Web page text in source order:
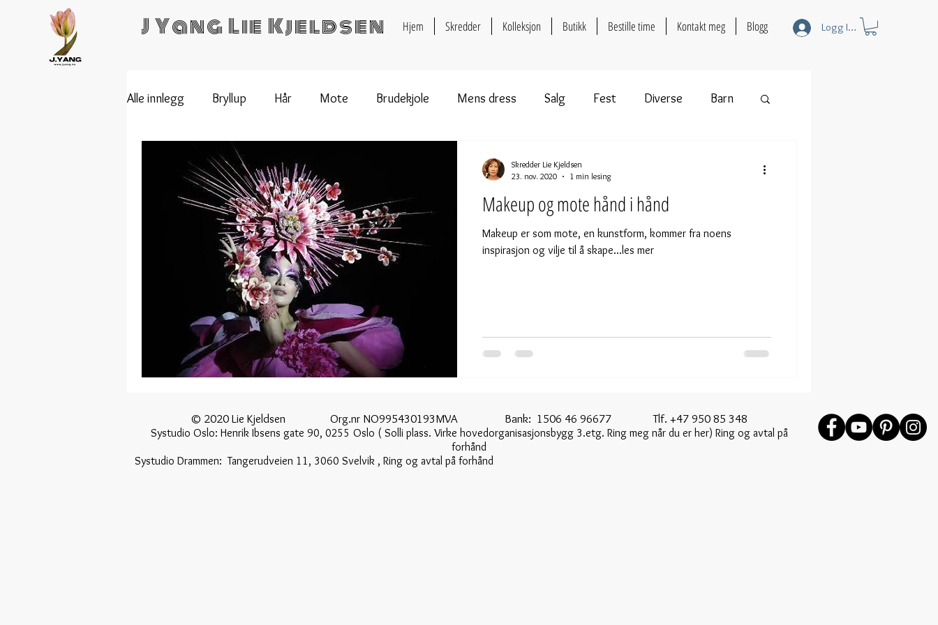
J Yang Lie Kjeldsen Hjem Skredder Kolleksjon Butikk Bestille time Kontakt meg Blogg Logg Inn
Alle innlegg Bryllup Hår Mote Brudekjole Mens dress Salg Fest Diverse Barn
Makeup og mote hånd i hånd
Makeup er som mote, en kunstform, kommer fra noens
inspirasjon og vilje til å skape...les mer
Skredder Lie Kjeldsen
23. nov. 2020
1 min lesing
© 2020 Lie Kjeldsen Org.nr NO995430193MVA Bank: 1506 46 96677 Tlf. +47 950 85 348
Systudio Oslo: Henrik Ibsens gate 90, 0255 Oslo ( Solli plass. Virke hovedorganisasjonsbygg 3.etg. Ring meg når du er her) Ring og avtal på
forhånd
Systudio Drammen: Tangerudveien 11, 3060 Svelvik , Ring og avtal på forhånd